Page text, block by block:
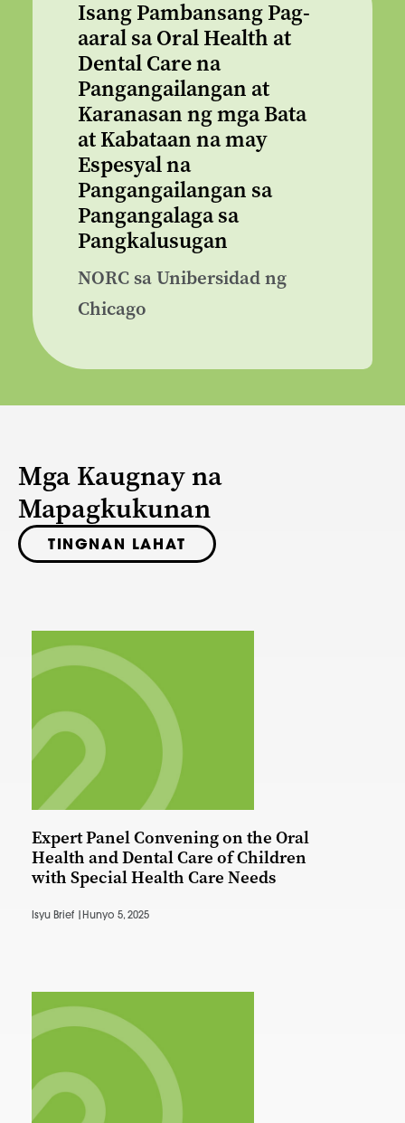
Isang Pambansang Pag-
aaral sa Oral Health at
Dental Care na
Pangangailangan at
Karanasan ng mga Bata
at Kabataan na may
Espesyal na
Pangangailangan sa
Pangangalaga sa
Pangkalusugan
NORC sa Unibersidad ng
Chicago
Mga Kaugnay na
Mapagkukunan
TINGNAN LAHAT
Expert Panel Convening on the Oral
Health and Dental Care of Children
with Special Health Care Needs
Isyu Brief | Hunyo 5, 2025